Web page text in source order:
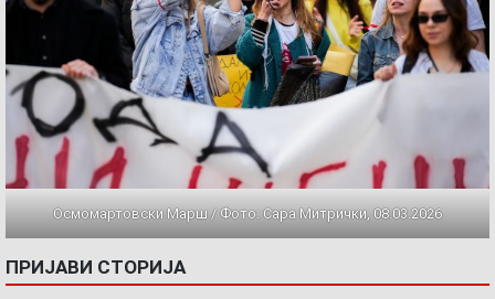
Осмомартовски Марш / Фото: Сара Митрички, 08.03.2026
ПРИЈАВИ СТОРИЈА